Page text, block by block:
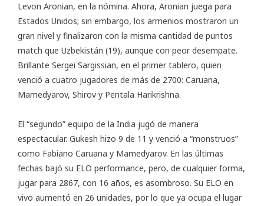
Levon Aronian, en la nómina. Ahora, Aronian juega para
Estados Unidos; sin embargo, los armenios mostraron un
gran nivel y finalizaron con la misma cantidad de puntos
match que Uzbekistán (19), aunque con peor desempate.
Brillante Sergei Sargissian, en el primer tablero, quien
venció a cuatro jugadores de más de 2700: Caruana,
Mamedyarov, Shirov y Pentala Harikrishna.
El “segundo” equipo de la India jugó de manera
espectacular. Gukesh hizo 9 de 11 y venció a “monstruos”
como Fabiano Caruana y Mamedyarov. En las últimas
fechas bajó su ELO performance, pero, de cualquier forma,
jugar para 2867, con 16 años, es asombroso. Su ELO en
vivo aumentó en 26 unidades, por lo que ya ocupa el lugar